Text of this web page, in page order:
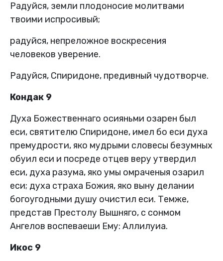
Радуйся, земли плодоносие молитвами
твоими испросивый;
радуйся, непреложное воскресения
человеков уверение.
Радуйся, Спиридоне, предивный чудотворче.
Кондак 9
Духа Божественнаго осияньми озарен был
еси, святителю Спиридоне, имел бо еси духа
премудрости, яко мудрыми словесы безумных
обуил еси и посреде отцев веру утвердил
еси, духа разума, яко умы омраченыя озарил
еси; духа страха Божия, яко выну делании
богоугодными душу очистил еси. Темже,
представ Престолу Вышняго, с сонмом
Ангелов воспеваеши Ему: Аллилуиа.
Икос 9